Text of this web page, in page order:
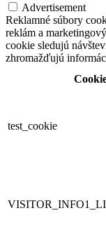
Advertisement
Reklamné súbory
reklám a
cookie sledujú
zhromažďujú
test_cookie